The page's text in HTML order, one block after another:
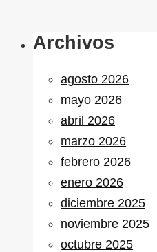
Archivos
agosto 2026
mayo 2026
abril 2026
marzo 2026
febrero 2026
enero 2026
diciembre 2025
noviembre 2025
octubre 2025